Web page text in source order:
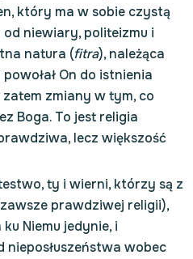
który ma w sobie czystą
od niewiary, politeizmu i
natura (fitra), należąca
On do istnienia
zatem zmiany w tym, co
Boga. To jest religia
lecz większość
ty i wierni, którzy są z
prawdziwej religii),
Niemu jedynie, i
nieposłuszeństwa wobec